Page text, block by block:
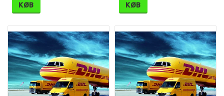
KØB KØB